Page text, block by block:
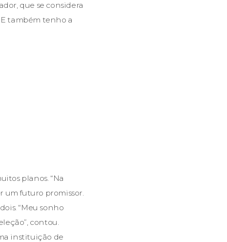
que se considera
também tenho a
planos. “Na
um futuro promissor.
“Meu sonho
contou.
instituição de